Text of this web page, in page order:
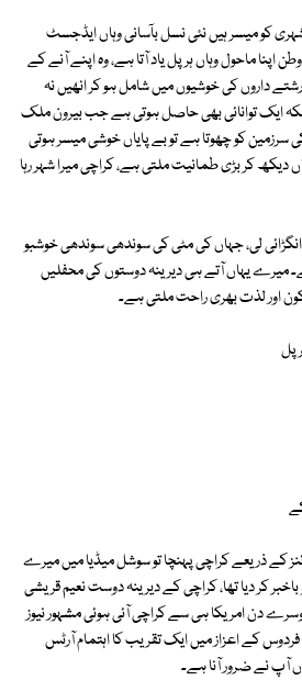
کو میسر ہیں نئی نسل بآسانی وہاں ایڈجسٹ
اپنا ماحول وہاں ہر پل یاد آتا ہے، وہ اپنے آنے کے
داروں کی خوشیوں میں شامل ہو کر انھیں نہ
ایک توانائی بھی حاصل ہوتی ہے جب بیرون ملک
سرزمین کو چھوتا ہے تو بے پایاں خوشی میسر ہوتی
دیکھ کر بڑی طمانیت ملتی ہے، کراچی میرا شہر رہا
انگڑائی لی، جہاں کی مٹی کی سوندھی سوندھی خوشبو
میرے یہاں آتے ہی دیرینہ دوستوں کی محفلیں
اور لذت بھری راحت ملتی ہے۔
پل
کے ذریعے کراچی پہنچا تو سوشل میڈیا میں میرے
کر دیا تھا، کراچی کے دیرینہ دوست نعیم قریشی
دن امریکا ہی سے کراچی آئی ہوئی مشہور نیوز
فردوس کے اعزاز میں ایک تقریب کا اہتمام آرٹس
آپ نے ضرور آنا ہے۔